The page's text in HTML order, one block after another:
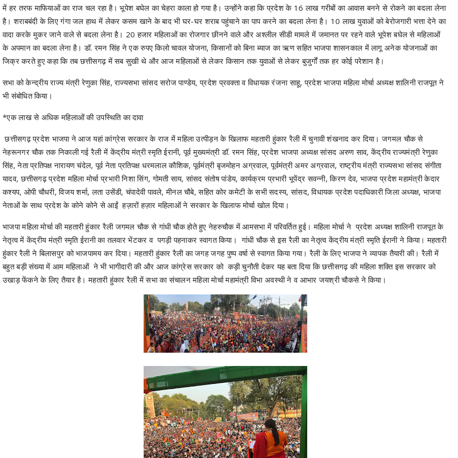
में हर तरफ माफियाओं का राज चल रहा है। भूपेश बघेल का चेहरा काला हो गया है। उन्होंने कहा कि प्रदेश के 16 लाख गरीबों का आवास बनने से रोकने का बदला लेना
है। शराबबंदी के लिए गंगा जल हाथ में लेकर कसम खाने के बाद भी घर-घर शराब पहुंचाने का पाप करने का बदला लेना है। 10 लाख युवाओं को बेरोजगारी भत्ता देने का
वादा करके मुकर जाने वाले से बदला लेना है। 20 हजार महिलाओं का रोजगार छीनने वाले और अश्लील सीडी मामले में जमानत पर रहने वाले भूपेश बघेल से महिलाओं
के अपमान का बदला लेना है। डॉ. रमन सिंह ने एक रुपए किलो चावल योजना, किसानों को बिना ब्याज का ऋण सहित भाजपा शासनकाल में लागू अनेक योजनाओं का
जिक्र करते हुए कहा कि तब छत्तीसगढ़ में सब सुखी थे और आज महिलाओं से लेकर किसान तक युवाओं से लेकर बुजुर्गों तक हर कोई परेशान है।
सभा को केन्द्रीय राज्य मंत्री रेणुका सिंह, राज्यसभा सांसद सरोज पाण्डेय, प्रदेश प्रवक्ता व विधायक रंजना साहू, प्रदेश भाजपा महिला मोर्चा अध्यक्ष शालिनी राजपूत ने
भी संबोधित किया।
*एक लाख से अधिक महिलाओं की उपस्थिति का दावा
छत्तीसगढ़ प्रदेश भाजपा ने आज यहां कांग्रेस सरकार के राज में महिला उत्पीड़न के खिलाफ महतारी हुंकार रैली में चुनावी शंखनाद कर दिया। जगमल चौक से
नेहरूनगर चौक तक निकाली गई रैली में केंद्रीय मंत्री स्मृति ईरानी, पूर्व मुख्यमंत्री डॉ. रमन सिंह, प्रदेश भाजपा अध्यक्ष सांसद अरुण साव, केंद्रीय राज्यमंत्री रेणुका
सिंह, नेता प्रतिपक्ष नारायण चंदेल, पूर्व नेता प्रतिपक्ष धरमलाल कौशिक, पूर्वमंत्री बृजमोहन अग्रवाल, पूर्वमंत्री अमर अग्रवाल, राष्ट्रीय मंत्री राज्यसभा सांसद संगीता
यादव, छत्तीसगढ़ प्रदेश महिला मोर्चा प्रभारी निशा सिंग, गोमती साय, सांसद संतोष पांडेय, कार्यक्रम प्रभारी भूपेंद्र सवन्नी, किरण देव, भाजपा प्रदेश महामंत्री केदार
कश्यप, ओपी चौधरी, विजय शर्मा, लता उसेंडी, चंपादेवी पावले, मीनल चौबे, सहित कोर कमेटी के सभी सदस्य, सांसद, विधायक प्रदेश पदाधिकारी जिला अध्यक्ष, भाजपा
नेताओं के साथ प्रदेश के कोने कोने से आईं हज़ारों हज़ार महिलाओं ने सरकार के खिलाफ मोर्चा खोल दिया।
भाजपा महिला मोर्चा की महतारी हुंकार रैली जगमल चौक से गांधी चौक होते हुए नेहरुचौक में आमसभा में परिवर्तित हुई। महिला मोर्चा ने प्रदेश अध्यक्ष शालिनी राजपूत के
नेतृत्व में केंद्रीय मंत्री स्मृति ईरानी का तलवार भेंटकर व पगड़ी पहनाकर स्वागत किया। गांधी चौक से इस रैली का नेतृत्व केंद्रीय मंत्री स्मृति ईरानी ने किया। महतारी
हुंकार रैली ने बिलासपुर को भाजपामय कर दिया। महतारी हुंकार रैली का जगह जगह पुष्प वर्षा से स्वागत किया गया। रैली के लिए भाजपा ने व्यापक तैयारी की। रैली में
बहुत बड़ी संख्या में आम महिलाओं ने भी भागीदारी की और आज कांग्रेस सरकार को कड़ी चुनौती देकर यह बता दिया कि छत्तीसगढ़ की महिला शक्ति इस सरकार को
उखाड़ फेंकने के लिए तैयार है। महतारी हुंकार रैली में सभा का संचालन महिला मोर्चा महामंत्री विभा अवस्थी ने व आभार जयश्री चौकसे ने किया।